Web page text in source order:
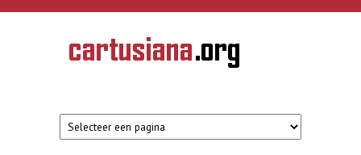
Overslaan en naar de inhoud gaan
CARTUSIANA
Geschiedenis
van de